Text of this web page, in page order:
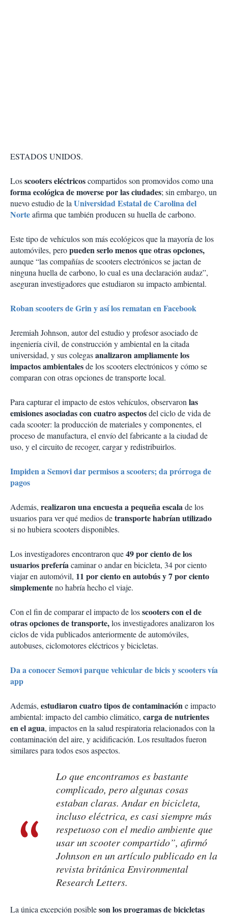
ESTADOS UNIDOS.
Losscooters eléctricoscompartidos son promovidos como una
forma ecológica de moverse por las ciudades; sin embargo, un
nuevo estudio de laUniversidad Estatal de Carolina del
Norteafirma que también producen su huella de carbono.
Este tipo de vehículos son más ecológicos que la mayoría de los
automóviles, peropueden serlo menos que otras opciones,
aunque “las compañías de scooters electrónicos se jactan de
ninguna huella de carbono, lo cual es una declaración audaz”,
aseguran investigadores que estudiaron su impacto ambiental.
Roban scooters de Grin y así los rematan en Facebook
Jeremiah Johnson, autor del estudio y profesor asociado de
ingeniería civil, de construcción y ambiental en la citada
universidad, y sus colegasanalizaron ampliamente los
impactos ambientalesde los scooters electrónicos y cómo se
comparan con otras opciones de transporte local.
Para capturar el impacto de estos vehículos, observaronlas
emisiones asociadas con cuatro aspectosdel ciclo de vida de
cada scooter: la producción de materiales y componentes, el
proceso de manufactura, el envío del fabricante a la ciudad de
uso, y el circuito de recoger, cargar y redistribuirlos.
Impiden a Semovi dar permisos a scooters; da prórroga de
pagos
Además, realizaron una encuesta a pequeña escalade los
usuarios para ver qué medios detransporte habrían utilizado
si no hubiera scooters disponibles.
Los investigadores encontraron que49 por ciento de los
usuarios preferíacaminar o andar en bicicleta, 34 por ciento
viajar en automóvil, 11 por ciento en autobús y 7 por ciento
simplementeno habría hecho el viaje.
Con el fin de comparar el impacto de losscooters con el de
otras opciones de transporte,los investigadores analizaron los
ciclos de vida publicados anteriormente de automóviles,
autobuses, ciclomotores eléctricos y bicicletas.
Da a conocer Semovi parque vehicular de bicis y scooters vía
app
Además, estudiaron cuatro tipos de contaminacióne impacto
ambiental: impacto del cambio climático, carga de nutrientes
en el agua, impactos en la salud respiratoria relacionados con la
contaminación del aire, y acidificación. Los resultados fueron
similares para todos esos aspectos.
Lo que encontramos es bastante
complicado, pero algunas cosas
estaban claras. Andar en bicicleta,
incluso eléctrica, es casi siempre más
respetuoso con el medio ambiente que
usar un scooter compartido”, afirmó
Johnson en un artículo publicado en la
revista británica Environmental
Research Letters.
La única excepción posibleson los programas de bicicletas